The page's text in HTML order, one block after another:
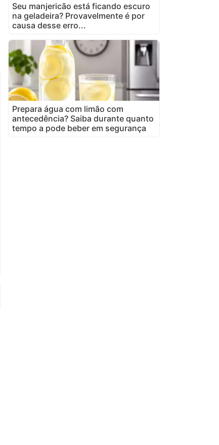
Seu manjericão está ficando escuro
na geladeira? Provavelmente é por
causa desse erro...
Prepara água com limão com
antecedência? Saiba durante quanto
tempo a pode beber em segurança